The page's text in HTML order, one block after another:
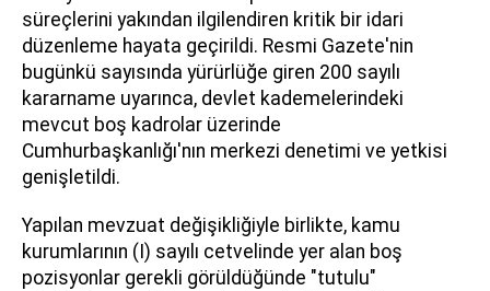
süreçlerini yakından ilgilendiren kritik bir idari
düzenleme hayata geçirildi. Resmi Gazete'nin
bugünkü sayısında yürürlüğe giren 200 sayılı
kararname uyarınca, devlet kademelerindeki
mevcut boş kadrolar üzerinde
Cumhurbaşkanlığı'nın merkezi denetimi ve yetkisi
genişletildi.
Yapılan mevzuat değişikliğiyle birlikte, kamu
kurumlarının (I) sayılı cetvelinde yer alan boş
pozisyonlar gerekli görüldüğünde "tutulu"